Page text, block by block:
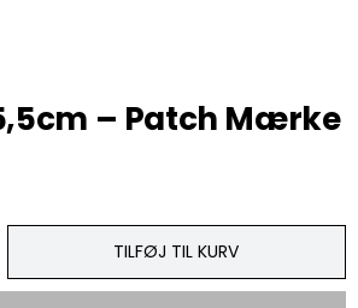
– Patch Mærke
TILFØJ TIL KURV